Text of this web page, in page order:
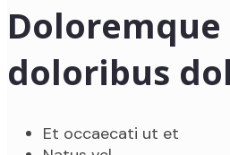
doloribus
Et occaecati ut et